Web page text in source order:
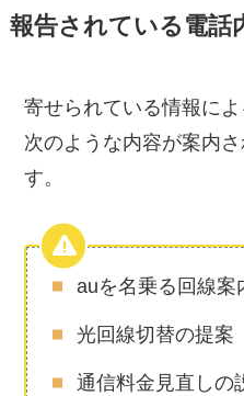
報告されている電話
寄せられている情報によ
次のような内容が案内
す。
auを名乗る回線案
光回線切替の提案
通信料金見直しの